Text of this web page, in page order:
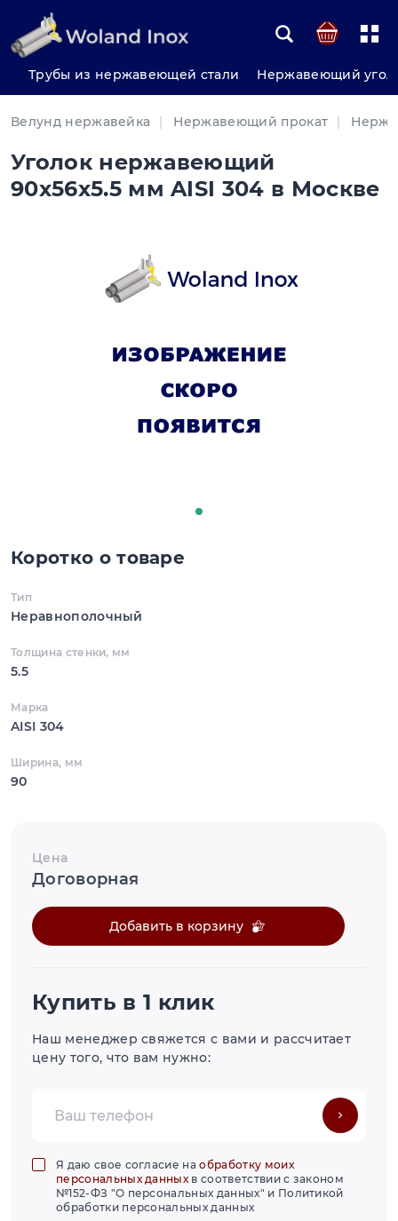
Трубы из нержавеющей стали Нержавеющий
Велунд нержавейка Нержавеющий прокат
Уголок нержавеющий
90х56х5.5 мм AISI 304 в Москве
Коротко о товаре
Тип
Неравнополочный
Толщина стенки, мм
5.5
Марка
AISI 304
Ширина, мм
90
Цена
Договорная
Добавить в корзину
Купить в 1 клик
Наш менеджер свяжется с вами и рассчитает
цену того, что вам нужно:
Я даю свое согласие наобработку моих
персональных данныхв соответствии с законом
№152-ФЗ "О персональных данных" и Политикой
обработки персональных данных